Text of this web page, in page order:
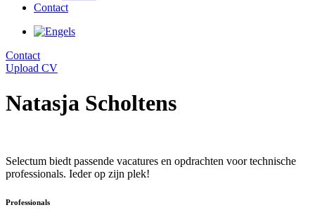
Contact
Contact
Upload CV
Natasja Scholtens
Selectum biedt passende vacatures en opdrachten voor technische
professionals. Ieder op zijn plek!
Professionals